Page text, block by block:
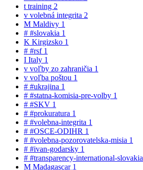
t training 2
v volebná integrita 2
M Maldivy 1
# #slovakia 1
K Kirgizsko 1
# #rsf 1
I Italy 1
v voľby zo zahraničia 1
v voľba poštou 1
# #ukrajina 1
# #statna-komisia-pre-volby 1
# #SKV 1
# #prokuratura 1
# #volebna-integrita 1
# #OSCE-ODIHR 1
# #volebna-pozorovatelska-misia 1
# #ivan-godarsky 1
# #transparency-international-slovakia
M Madagascar 1